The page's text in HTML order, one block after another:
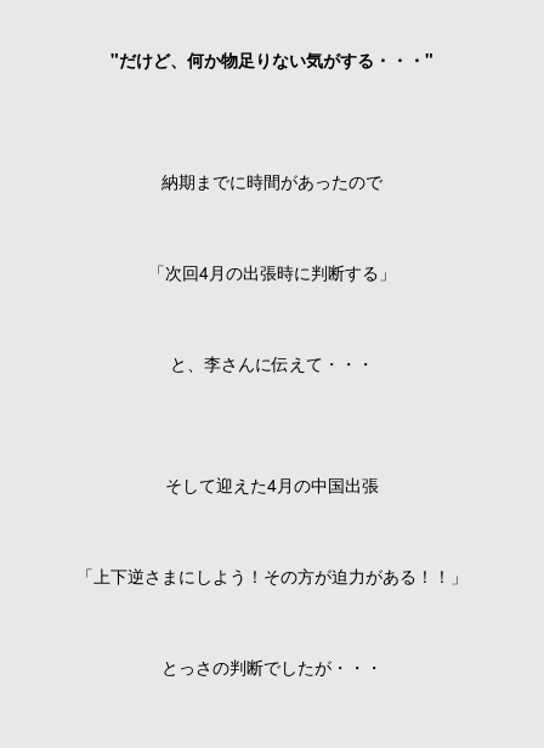
"だけど、何か物足りない気がする・・・"
納期までに時間があったので
「次回4月の出張時に判断する」
と、李さんに伝えて・・・
そして迎えた4月の中国出張
「上下逆さまにしよう！その方が迫力がある！！」
とっさの判断でしたが・・・